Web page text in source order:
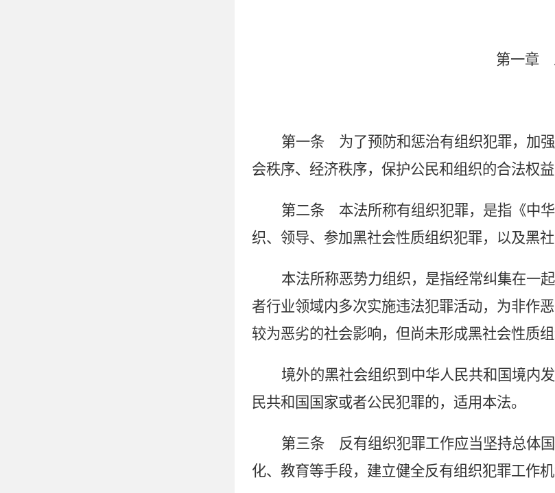
第一章
第一条为了预防和惩治有组织犯罪，加强
会秩序、经济秩序，保护公民和组织的合法权
第二条本法所称有组织犯罪，是指《中华
织、领导、参加黑社会性质组织犯罪，以及黑
本法所称恶势力组织，是指经常纠集在一
者行业领域内多次实施违法犯罪活动，为非作
较为恶劣的社会影响，但尚未形成黑社会性质组
境外的黑社会组织到中华人民共和国境内
民共和国国家或者公民犯罪的，适用本法。
第三条反有组织犯罪工作应当坚持总体国
化、教育等手段，建立健全反有组织犯罪工作